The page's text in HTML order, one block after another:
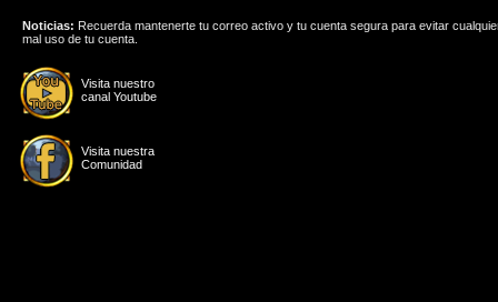
Visita nuestro
canal Youtube
Visita nuestra
Comunidad
Noticias: Recuerda mantenerte tu correo activo y tu cuenta segura para evitar
mal uso de tu cuenta.